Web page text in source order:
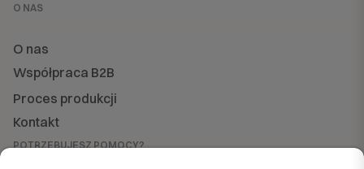
O NAS
O nas
Współpraca B2B
Proces produkcji
Kontakt
POTRZEBUJESZ POMOCY?